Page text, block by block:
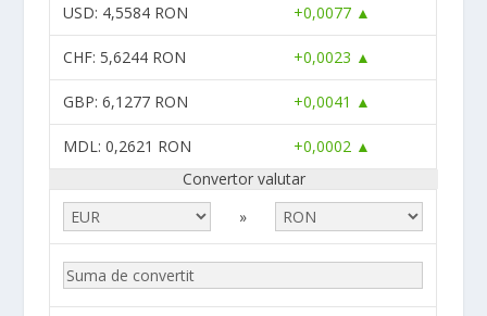
USD: 4,5584 RON +0,0077 ▲
CHF: 5,6244 RON +0,0023 ▲
GBP: 6,1277 RON +0,0041 ▲
MDL : 0,2621 RON
+0,0002 ▲
Convertor valutar
»